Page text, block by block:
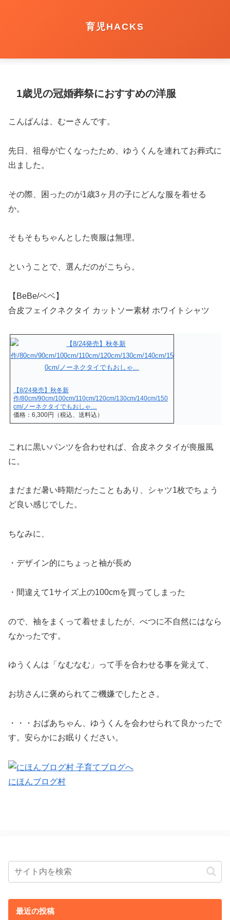
育児HACKS
1歳児の冠婚葬祭におすすめの洋服
こんばんは、むーさんです。
先日、祖母が亡くなったため、ゆうくんを連れてお葬式に
出ました。
その際、困ったのが1歳3ヶ月の子にどんな服を着せる
か。
そもそもちゃんとした喪服は無理。
ということで、選んだのがこちら。
【BeBe/ベベ】
合皮フェイクネクタイ カットソー素材 ホワイトシャツ
【8/24発売】秋冬新
作/80cm/90cm/100cm/110cm/120cm/130cm/140cm/150
cm/ノーネクタイでもおしゃ…
価格：6,300円（税込、送料込）
これに黒いパンツを合わせれば、合皮ネクタイが喪服風
に。
まだまだ暑い時期だったこともあり、シャツ1枚でちょう
ど良い感じでした。
ちなみに、
・デザイン的にちょっと袖が長め
・間違えて1サイズ上の100cmを買ってしまった
ので、袖をまくって着せましたが、べつに不自然にはなら
なかったです。
ゆうくんは「なむなむ」って手を合わせる事を覚えて、
お坊さんに褒められてご機嫌でしたとさ。
・・・おばあちゃん、ゆうくんを会わせられて良かったで
す。安らかにお眠りください。
にほんブログ村
最近の投稿